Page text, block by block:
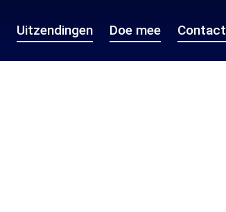
Uitzendingen Doe mee Contact